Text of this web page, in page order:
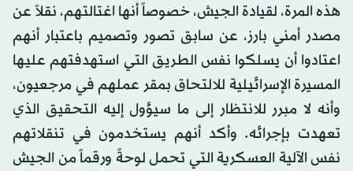
هذه المرة، لقيادة الجيش، خصوصاً أنها اغتالتهم، نقلاً عن
مصدر أمني بارز، عن سابق تصور وتصميم باعتبار أنهم
اعتادوا أن يسلكوا نفس الطريق التي استهدفتهم عليها
المسيرة الإسرائيلية للالتحاق بمقر عملهم في مرجعيون،
وأنه لا مبرر للانتظار إلى ما سيؤول إليه التحقيق الذي
تعهدت بإجرائه. وأكد أنهم يستخدمون في تنقلاتهم
نفس الآلية العسكرية التي تحمل لوحةً ورقماً من الجيش